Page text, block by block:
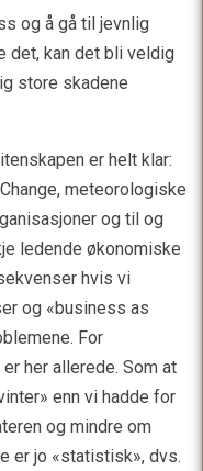
og å gå til jevnlig
det, kan det bli veldig
store skadene
er helt klar:
meteorologiske
og til og
ledende økonomiske
hvis vi
og «business as
For
her allerede. Som at
enn vi hadde for
og mindre om
er jo «statistisk», dvs.